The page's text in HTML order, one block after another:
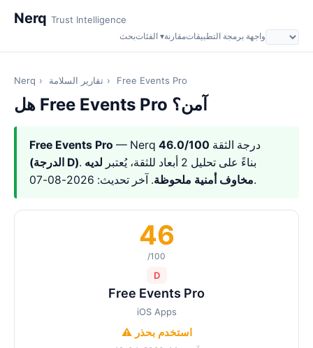
Nerq Trust Intelligence
بحث الفئات ▾مقارنةواجهة برمجة التطبيقات
Nerq › تقارير السلامة › Free Events Pro
هل Free Events Pro آمن؟
Free Events Pro — Nerq درجة الثقة 46.0/100
(الدرجة D)
. بناءً على تحليل 2 أبعاد للثقة، يُعتبر
لديه
مخاوف أمنية ملحوظة. آخر تحديث: 2026-08-07.
46
/100
D
Free Events Pro
iOS Apps
⚠️ استخدم بحذر